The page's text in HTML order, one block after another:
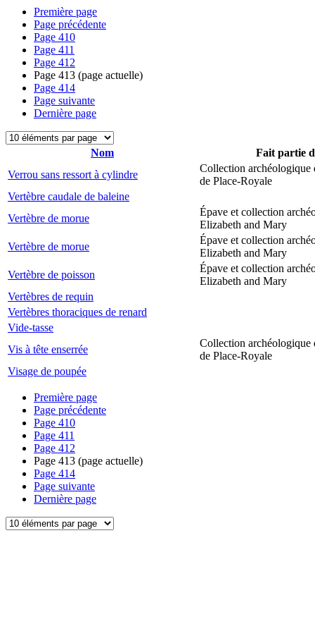
Première page
Page précédente
Page 410
Page 411
Page 412
Page 413 (page actuelle)
Page 414
Page suivante
Dernière page
Nom
Fait partie
Verrou sans ressort à cylindre
Collection archéologique
de Place-Royale
Vertèbre caudale de baleine
Vertèbre de morue
Épave et collection
Elizabeth and Mary
Vertèbre de morue
Épave et collection
Elizabeth and Mary
Vertèbre de poisson
Épave et collection
Elizabeth and Mary
Vertèbres de requin
Vertèbres thoraciques de renard
Vide-tasse
Vis à tête enserrée
Collection archéologique
de Place-Royale
Visage de poupée
Première page
Page précédente
Page 410
Page 411
Page 412
Page 413 (page actuelle)
Page 414
Page suivante
Dernière page